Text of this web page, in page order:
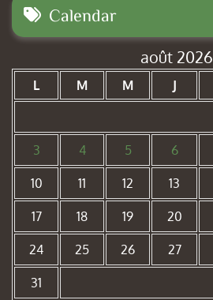
Calendar
août 2026
L M M J
3 4 5 6
10 11 12 13
17 18 19 20
24 25 26 27
31